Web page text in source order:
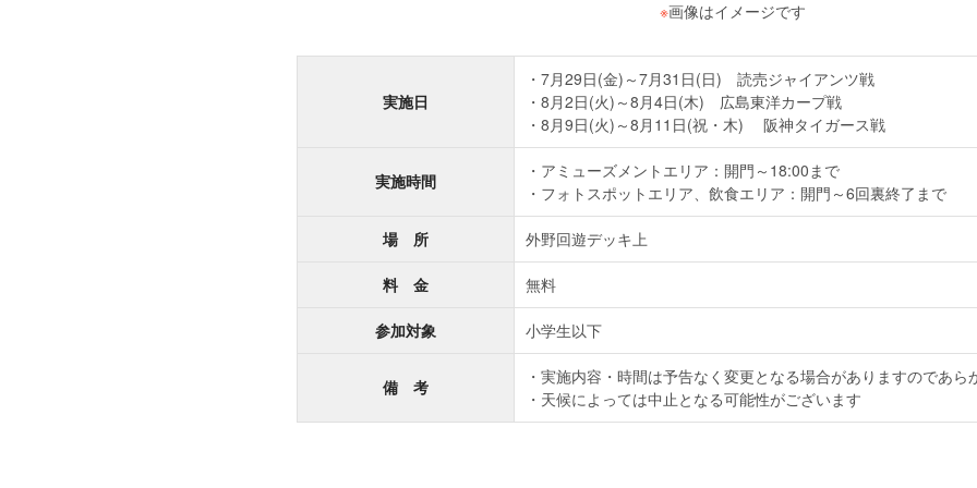
※画像はイメージです
実施日
7月29日(金)～7月31日(日) 読売ジャイアンツ戦
8月2日(火)～8月4日(木) 広島東洋カープ戦
8月9日(火)～8月11日(祝・木) 阪神タイガース戦
実施時間
アミューズメントエリア：開門～18:00まで
フォトスポットエリア、飲食エリア：開門～6回裏終了まで
場 所 外野回遊デッキ上
料 金 無料
参加対象 小学生以下
備 考
実施内容・時間は予告なく変更となる場合がありますのであら
天候によっては中止となる可能性がございます